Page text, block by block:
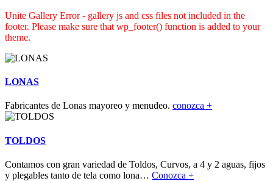
Unite Gallery Error - gallery js and css files not included in the
footer. Please make sure that wp_footer() function is added to your
theme.
LONAS
Fabricantes de Lonas mayoreo y menudeo. conozca +
TOLDOS
Contamos con gran variedad de Toldos, Curvos, a 4 y 2 aguas, fijos
y plegables tanto de tela como lona… Conozca +